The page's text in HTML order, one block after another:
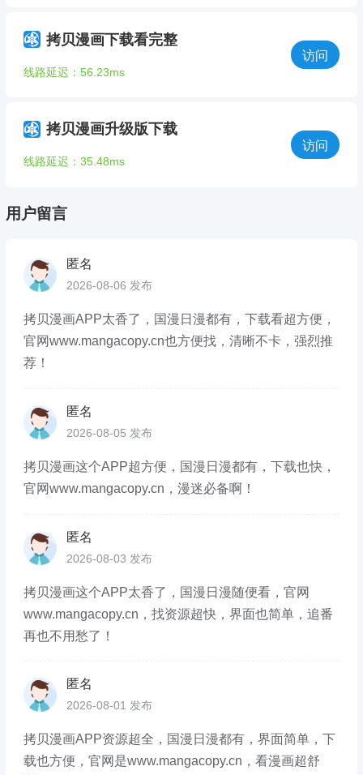
拷贝漫画下载看完整
线路延迟：56.23ms
访问
拷贝漫画升级版下载
线路延迟：35.48ms
访问
用户留言
匿名
2026-08-06 发布
拷贝漫画APP太香了，国漫日漫都有，下载看超方便，
官网www.mangacopy.cn也方便找，清晰不卡，强烈推
荐！
匿名
2026-08-05 发布
拷贝漫画这个APP超方便，国漫日漫都有，下载也快，
官网www.mangacopy.cn，漫迷必备啊！
匿名
2026-08-03 发布
拷贝漫画这个APP太香了，国漫日漫随便看，官网
www.mangacopy.cn，找资源超快，界面也简单，追番
再也不用愁了！
匿名
2026-08-01 发布
拷贝漫画APP资源超全，国漫日漫都有，界面简单，下
载也方便，官网是www.mangacopy.cn，看漫画超舒